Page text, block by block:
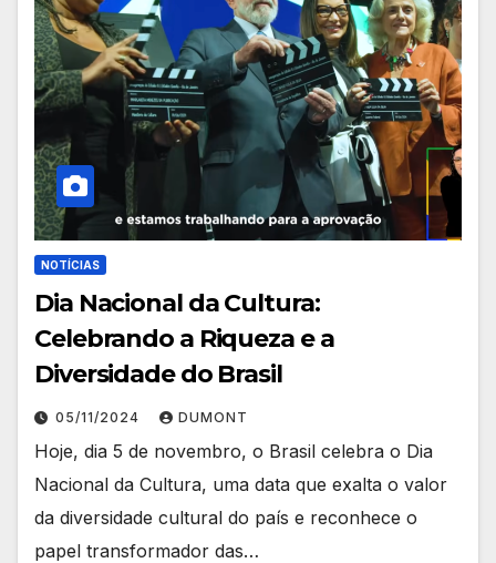
NOTÍCIAS
Dia Nacional da Cultura:
Celebrando a Riqueza e a
Diversidade do Brasil
05/11/2024 DUMONT
Hoje, dia 5 de novembro, o Brasil celebra o Dia
Nacional da Cultura, uma data que exalta o valor
da diversidade cultural do país e reconhece o
papel transformador das…